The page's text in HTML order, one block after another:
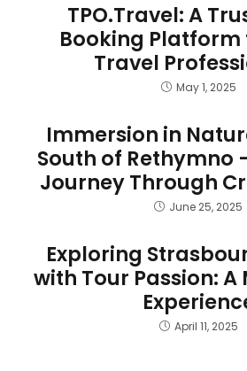
TPO.Travel: A
Booking
Travel
May 1, 2025
Immersion in
South of Rethymno
Journey Through
June 25, 2025
Exploring
with Tour Passion:
April 11, 2025